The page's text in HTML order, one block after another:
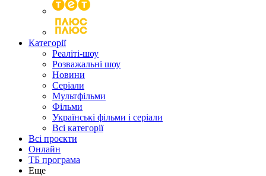
Категорії
Реаліті-шоу
Розважальні шоу
Новини
Серіали
Мультфільми
Фільми
Українські фільми і серіали
Всі категорії
Всі проєкти
Онлайн
ТБ програма
Еще